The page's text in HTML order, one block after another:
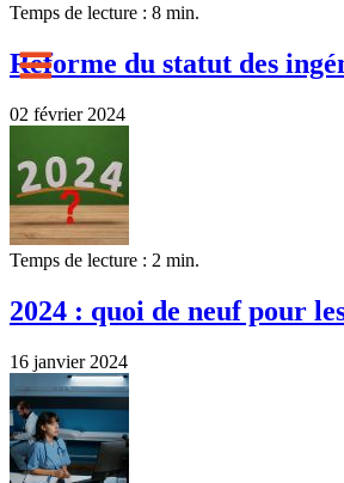
Temps de lecture : 8 min.
Réforme du statut des
02 février 2024
Temps de lecture : 2 min.
2024 : quoi de neuf pour
16 janvier 2024